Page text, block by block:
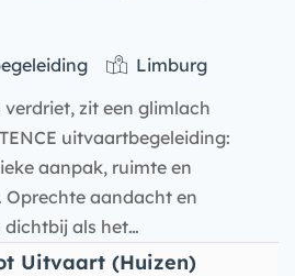
Limburg
zit een glimlach
uitvaartbegeleiding:
aanpak, ruimte en
aandacht en
dichtbij als het…
Uitvaart (Huizen)